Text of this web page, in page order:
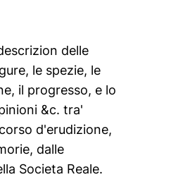
delle
le spezie, le
il progresso, e lo
&c. tra'
d'erudizione,
dalle
Societa Reale.